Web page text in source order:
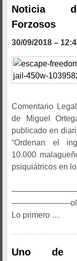
Noticia
Forzosos
30/09/2018 –
Comentario
de Miguel
publicado en
“Ordenan el
10.000
psiquiátricos en
———————-
Lo primero …
Uno de